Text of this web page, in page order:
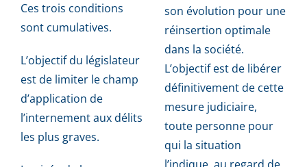
Ces trois conditions
sont cumulatives.
L’objectif du législateur
est de limiter le champ
d’application de
l’internement aux délits
les plus graves.
son évolution pour une
réinsertion optimale
dans la société.
L’objectif est de libérer
définitivement de cette
mesure judiciaire,
toute personne pour
qui la situation